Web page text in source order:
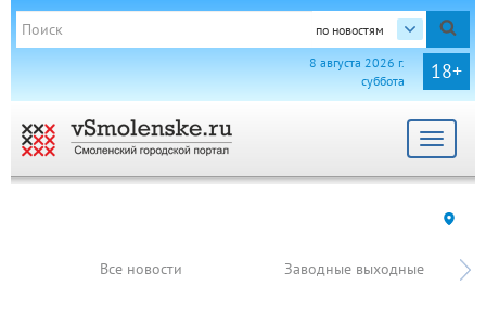
по новостям
18+
8 августа 2026 г.
суббота
Toggle
Все новости Заводные выходные